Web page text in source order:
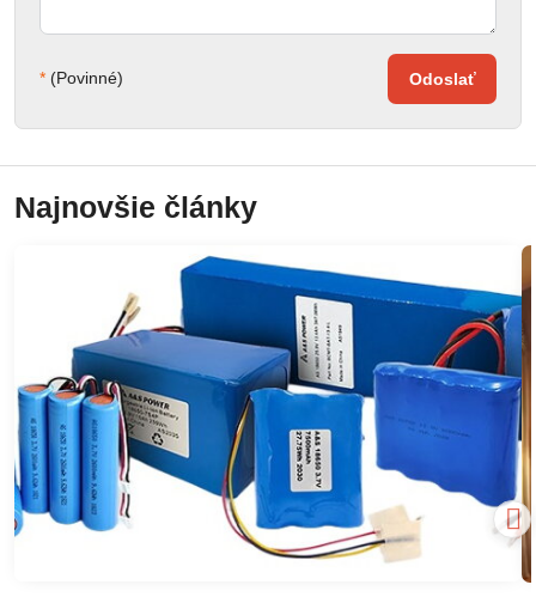
* (Povinné) Odoslať
Najnovšie články